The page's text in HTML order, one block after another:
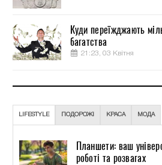
Куди переїжджають
багатства
21:23, 03 Квітня
LIFESTYLE ПОДОРОЖІ КРАСА МОДА
Планшети: ваш
роботі та розвагах